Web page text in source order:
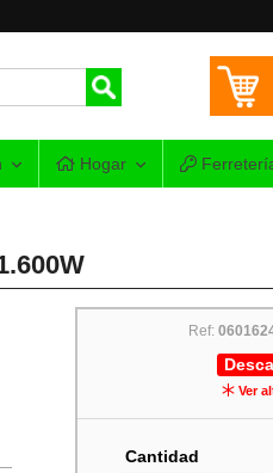
Hogar
Ref:
Ver
Cantidad